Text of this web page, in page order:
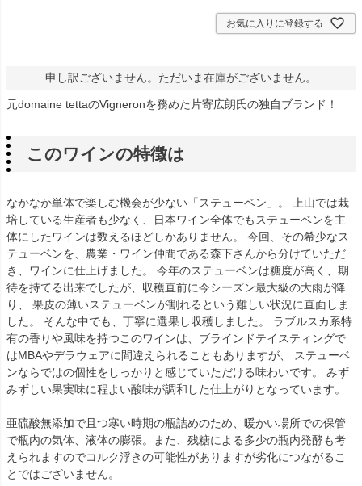
お気に入りに登録する
申し訳ございません。ただいま在庫がございません。
元domaine tettaのVigneronを務めた片寄広朗氏の独自ブランド！
このワインの特徴は
なかなか単体で楽しむ機会が少ない「ステューベン」。 上山では栽
培している生産者も少なく、日本ワイン全体でもステューベンを主
体にしたワインは数えるほどしかありません。 今回、その希少なス
テューベンを、農業・ワイン仲間である森下さんから分けていただ
き、ワインに仕上げました。 今年のステューベンは糖度が高く、期
待を持てる出来でしたが、収穫直前に今シーズン最大級の大雨が降
り、 果皮の薄いステューベンが割れるという難しい状況に直面しま
した。 そんな中でも、丁寧に選果し収穫しました。 ラブルスカ系特
有の香りや風味を持つこのワインは、ブラインドテイスティングで
はMBAやデラウェアに間違えられることもありますが、 ステューベ
ンならではの個性をしっかりと感じていただける味わいです。 みず
みずしい果実味に程よい酸味が調和した仕上がりとなっています。
亜硫酸無添加で且つ寒い時期の瓶詰めのため、暖かい場所での保管
で瓶内の気体、液体の膨張。また、残糖による多少の瓶内発酵も考
えられますのでコルク浮きの可能性がありますが劣化につながるこ
とではございません。